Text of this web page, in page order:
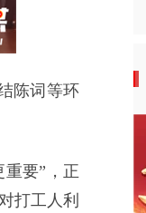
陈词等环
要”，正
打工人利